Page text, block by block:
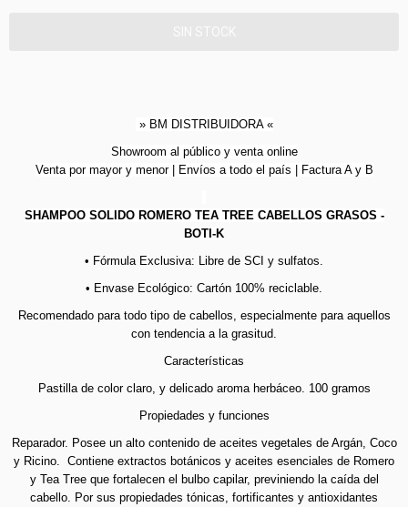
» BM DISTRIBUIDORA «
Showroom al público y venta online
Venta por mayor y menor | Envíos a todo el país | Factura A y B
SHAMPOO SOLIDO ROMERO TEA TREE CABELLOS GRASOS -
BOTI-K
• Fórmula Exclusiva: Libre de SCI y sulfatos.
• Envase Ecológico: Cartón 100% reciclable.
Recomendado para todo tipo de cabellos, especialmente para aquellos
con tendencia a la grasitud.
Características
Pastilla de color claro, y delicado aroma herbáceo. 100 gramos
Propiedades y funciones
Reparador. Posee un alto contenido de aceites vegetales de Argán, Coco
y Ricino. Contiene extractos botánicos y aceites esenciales de Romero
y Tea Tree que fortalecen el bulbo capilar, previniendo la caída del
cabello. Por sus propiedades tónicas, fortificantes y antioxidantes